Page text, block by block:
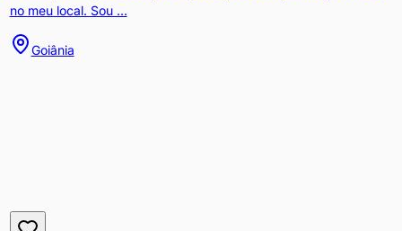
no meu local. Sou ...
Goiânia